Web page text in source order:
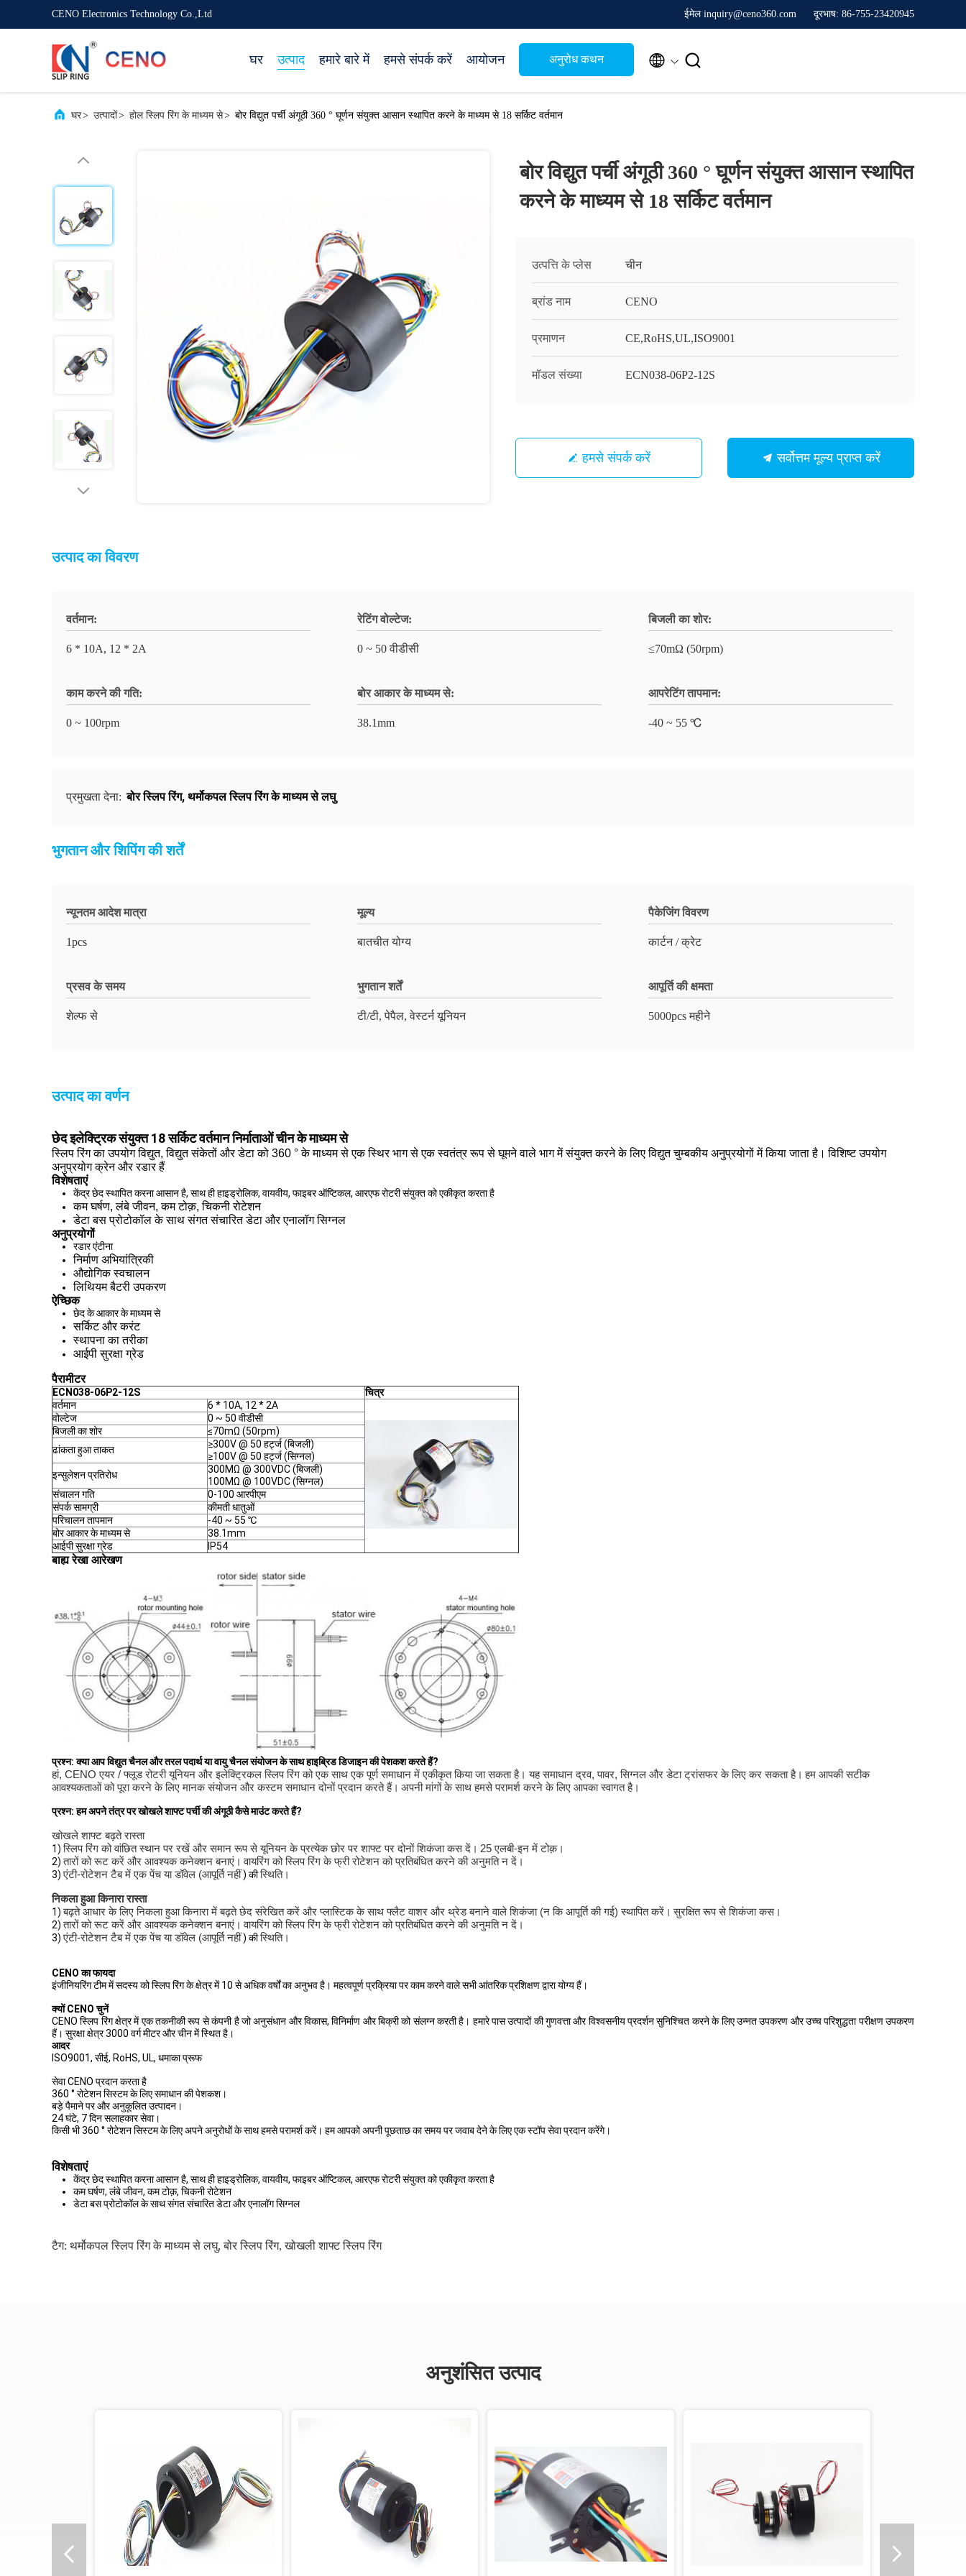
CENO Electronics Technology Co.,Ltd ईमेल inquiry@ceno360.com दूरभाष: 86-755-23420945
घर उत्पाद हमारे बारे में हमसे संपर्क करें आयोजन अनुरोध कथन  
घर> उत्पादों> होल स्लिप रिंग के माध्यम से> बोर विद्युत पर्ची अंगूठी 360 ° घूर्णन संयुक्त आसान स्थापित करने के माध्यम से 18 सर्किट वर्तमान
बोर विद्युत पर्ची अंगूठी 360 ° घूर्णन संयुक्त आसान स्थापित
करने के माध्यम से 18 सर्किट वर्तमान
उत्पत्ति के प्लेस चीन
ब्रांड नाम CENO
प्रमाणन CE,RoHS,UL,ISO9001
मॉडल संख्या ECN038-06P2-12S
हमसे संपर्क करें सर्वोत्तम मूल्य प्राप्त करें
उत्पाद का विवरण
वर्तमान:
6 * 10A, 12 * 2A
रेटिंग वोल्टेज:
0 ~ 50 वीडीसी
बिजली का शोर:
≤70mΩ (50rpm)
काम करने की गति:
0 ~ 100rpm
बोर आकार के माध्यम से:
38.1mm
आपरेटिंग तापमान:
-40 ~ 55 ℃
प्रमुखता देना: बोर स्लिप रिंग, थर्मोकपल स्लिप रिंग के माध्यम से लघु
भुगतान और शिपिंग की शर्तें
न्यूनतम आदेश मात्रा
1pcs
मूल्य
बातचीत योग्य
पैकेजिंग विवरण
कार्टन / क्रेट
प्रसव के समय
शेल्फ से
भुगतान शर्तें
टी/टी, पेपैल, वेस्टर्न यूनियन
आपूर्ति की क्षमता
5000pcs महीने
उत्पाद का वर्णन
छेद इलेक्ट्रिक संयुक्त 18 सर्किट वर्तमान निर्माताओं चीन के माध्यम से
स्लिप रिंग का उपयोग विद्युत, विद्युत संकेतों और डेटा को 360 ° के माध्यम से एक स्थिर भाग से एक स्वतंत्र रूप से घूमने वाले भाग में संयुक्त करने के लिए विद्युत चुम्बकीय अनुप्रयोगों में किया जाता है। विशिष्ट उपयोग
अनुप्रयोग क्रेन और रडार हैं
विशेषताएं
केंद्र छेद स्थापित करना आसान है, साथ ही हाइड्रोलिक, वायवीय, फाइबर ऑप्टिकल, आरएफ रोटरी संयुक्त को एकीकृत करता है
कम घर्षण, लंबे जीवन, कम टोक़, चिकनी रोटेशन
डेटा बस प्रोटोकॉल के साथ संगत संचारित डेटा और एनालॉग सिग्नल
अनुप्रयोगों
रडार एंटीना
निर्माण अभियांत्रिकी
औद्योगिक स्वचालन
लिथियम बैटरी उपकरण
ऐच्छिक
छेद के आकार के माध्यम से
सर्किट और करंट
स्थापना का तरीका
आईपी ​​सुरक्षा ग्रेड
पैरामीटर
ECN038-06P2-12S
चित्र
वर्तमान
6 * 10A, 12 * 2A
वोल्टेज
0 ~ 50 वीडीसी
बिजली का शोर
≤70mΩ (50rpm)
ढांकता हुआ ताकत
≥300V @ 50 हर्ट्ज (बिजली)
≥100V @ 50 हर्ट्ज (सिग्नल)
इन्सुलेशन प्रतिरोध
300MΩ @ 300VDC (बिजली)
100MΩ @ 100VDC (सिग्नल)
संचालन गति
0-100 आरपीएम
संपर्क सामग्री
कीमती धातुओं
परिचालन तापमान
-40 ~ 55 ℃
बोर आकार के माध्यम से
38.1mm
आईपी ​​सुरक्षा ग्रेड
IP54
बाह्य रेखा आरेखण
प्रश्न: क्या आप विद्युत चैनल और तरल पदार्थ या वायु चैनल संयोजन के साथ हाइब्रिड डिजाइन की पेशकश करते हैं?
हां, CENO एयर / फ्लूड रोटरी यूनियन और इलेक्ट्रिकल स्लिप रिंग को एक साथ एक पूर्ण समाधान में एकीकृत किया जा सकता है। यह समाधान द्रव, पावर, सिग्नल और डेटा ट्रांसफर के लिए कर सकता है। हम आपकी सटीक
आवश्यकताओं को पूरा करने के लिए मानक संयोजन और कस्टम समाधान दोनों प्रदान करते हैं। अपनी मांगों के साथ हमसे परामर्श करने के लिए आपका स्वागत है।
प्रश्न: हम अपने तंत्र पर खोखले शाफ्ट पर्ची की अंगूठी कैसे माउंट करते हैं?
खोखले शाफ्ट बढ़ते रास्ता
1)स्लिप रिंग को वांछित स्थान पर रखें और समान रूप से यूनियन के प्रत्येक छोर पर शाफ्ट पर दोनों शिकंजा कस दें। 25 एलबी-इन में टोक़।
2)तारों को रूट करें और आवश्यक कनेक्शन बनाएं। वायरिंग को स्लिप रिंग के फ्री रोटेशन को प्रतिबंधित करने की अनुमति न दें।
3)एंटी-रोटेशन टैब में एक पेंच या डॉवेल (आपूर्ति नहीं) कीस्थिति।
निकला हुआ किनारा रास्ता
1)बढ़ते आधार के लिए निकला हुआ किनारा में बढ़ते छेद संरेखित करें और प्लास्टिक के साथ फ्लैट वाशर और थ्रेड बनाने वाले शिकंजा (न कि आपूर्ति की गई) स्थापित करें। सुरक्षित रूप से शिकंजा कस।
2)तारों को रूट करें और आवश्यक कनेक्शन बनाएं। वायरिंग को स्लिप रिंग के फ्री रोटेशन को प्रतिबंधित करने की अनुमति न दें।
3)एंटी-रोटेशन टैब में एक पेंच या डॉवेल (आपूर्ति नहीं) कीस्थिति।
CENO का फायदा
इंजीनियरिंग टीम में सदस्य को स्लिप रिंग के क्षेत्र में 10 से अधिक वर्षों का अनुभव है। महत्वपूर्ण प्रक्रिया पर काम करने वाले सभी आंतरिक प्रशिक्षण द्वारा योग्य हैं।
क्यों CENO चुनें
CENO स्लिप रिंग क्षेत्र में एक तकनीकी रूप से कंपनी है जो अनुसंधान और विकास, विनिर्माण और बिक्री को संलग्न करती है। हमारे पास उत्पादों की गुणवत्ता और विश्वसनीय प्रदर्शन सुनिश्चित करने के लिए उन्नत उपकरण और उच्च परिशुद्धता परीक्षण उपकरण
हैं। सुरक्षा क्षेत्र 3000 वर्ग मीटर और चीन में स्थित है।
आदर
ISO9001, सीई, RoHS, UL, धमाका प्रूफ
सेवा CENO प्रदान करता है
360 ° रोटेशन सिस्टम के लिए समाधान की पेशकश।
बड़े पैमाने पर और अनुकूलित उत्पादन।
24 घंटे, 7 दिन सलाहकार सेवा।
किसी भी 360 ° रोटेशन सिस्टम के लिए अपने अनुरोधों के साथ हमसे परामर्श करें। हम आपको अपनी पूछताछ का समय पर जवाब देने के लिए एक स्टॉप सेवा प्रदान करेंगे।
विशेषताएं
केंद्र छेद स्थापित करना आसान है, साथ ही हाइड्रोलिक, वायवीय, फाइबर ऑप्टिकल, आरएफ रोटरी संयुक्त को एकीकृत करता है
कम घर्षण, लंबे जीवन, कम टोक़, चिकनी रोटेशन
डेटा बस प्रोटोकॉल के साथ संगत संचारित डेटा और एनालॉग सिग्नल
टैग: थर्मोकपल स्लिप रिंग के माध्यम से लघु, बोर स्लिप रिंग, खोखली शाफ्ट स्लिप रिंग
अनुशंसित उत्पाद